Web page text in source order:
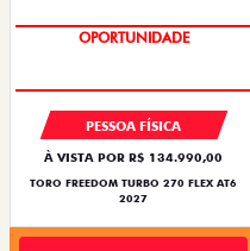
OPORTUNIDADE
PESSOA FÍSICA
À VISTA POR R$ 134.990,00
TORO FREEDOM TURBO 270 FLEX AT6
2027